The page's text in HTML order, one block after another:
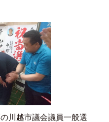
川越市議会議員一般選